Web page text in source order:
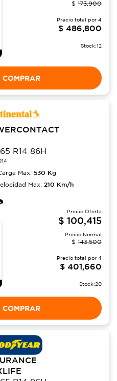
$ 173,900
Precio total por 4
$ 486,800
Stock:12
COMPRAR
R14 86H
Max: 530 Kg
Max: 210 Km/h
Precio Oferta
$ 100,415
Precio Normal
$ 143,500
Precio total por 4
$ 401,660
Stock:20
COMPRAR